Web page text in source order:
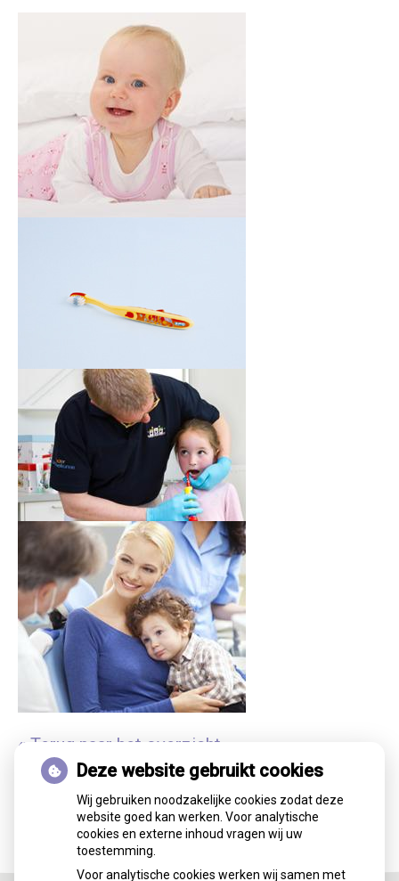
« Terug naar het overzicht
Deze website gebruikt cookies
Wij gebruiken noodzakelijke cookies zodat deze
website goed kan werken. Voor analytische
cookies en externe inhoud vragen wij uw
toestemming.
Voor analytische cookies werken wij samen met